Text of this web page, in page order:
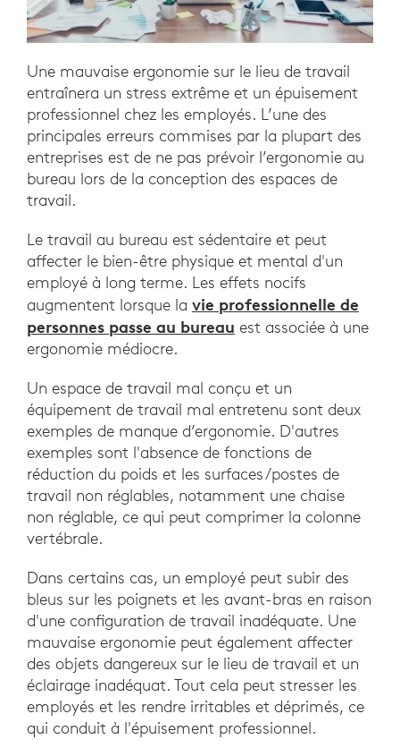
Une mauvaise ergonomie sur le lieu de travail
entraînera un stress extrême et un épuisement
professionnel chez les employés. L’une des
principales erreurs commises par la plupart des
entreprises est de ne pas prévoir l’ergonomie au
bureau lors de la conception des espaces de
travail.
Le travail au bureau est sédentaire et peut
affecter le bien-être physique et mental d'un
employé à long terme. Les effets nocifs
augmentent lorsque la vie professionnelle de
personnes passe au bureau est associée à une
ergonomie médiocre.
Un espace de travail mal conçu et un
équipement de travail mal entretenu sont deux
exemples de manque d’ergonomie. D'autres
exemples sont l'absence de fonctions de
réduction du poids et les surfaces/postes de
travail non réglables, notamment une chaise
non réglable, ce qui peut comprimer la colonne
vertébrale.
Dans certains cas, un employé peut subir des
bleus sur les poignets et les avant-bras en raison
d'une configuration de travail inadéquate. Une
mauvaise ergonomie peut également affecter
des objets dangereux sur le lieu de travail et un
éclairage inadéquat. Tout cela peut stresser les
employés et les rendre irritables et déprimés, ce
qui conduit à l'épuisement professionnel.